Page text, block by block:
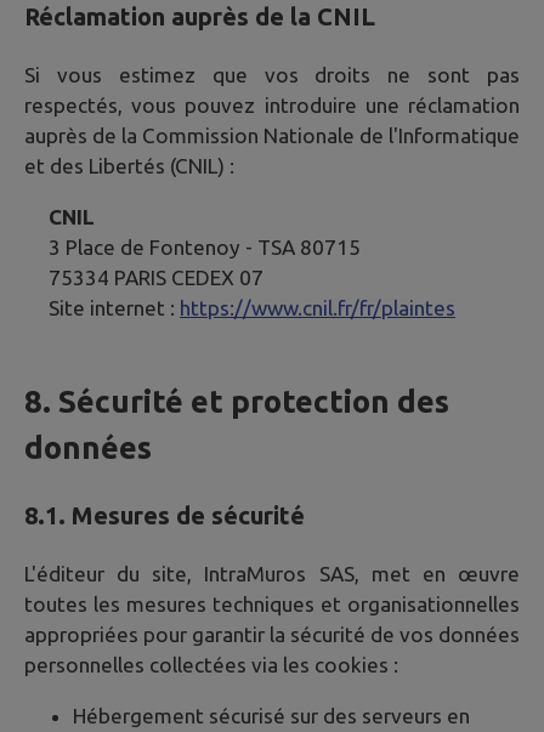
Réclamation auprès de la CNIL
Si vous estimez que vos droits ne sont pas
respectés, vous pouvez introduire une réclamation
auprès de la Commission Nationale de l'Informatique
et des Libertés (CNIL) :
CNIL
3 Place de Fontenoy - TSA 80715
75334 PARIS CEDEX 07
Site internet : https://www.cnil.fr/fr/plaintes
8. Sécurité et protection des
données
8.1. Mesures de sécurité
L'éditeur du site, IntraMuros SAS, met en œuvre
toutes les mesures techniques et organisationnelles
appropriées pour garantir la sécurité de vos données
personnelles collectées via les cookies :
Hébergement sécurisé sur des serveurs en